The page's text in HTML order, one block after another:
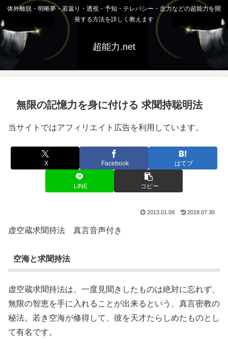
体外離脱・明晰夢・若返り・透視・予知・テレパシー・念力などの超能力を開
発する方法を詳しく教えます
超能力.net
無限の記憶力を身に付ける 求聞持聡明法
当サイトではアフィリエイト広告を利用しています。
X Facebook はてブ
LINE コピー
2013.01.09 2018.07.30
虚空蔵求聞持法 真言音声付き
空海と求聞持法
虚空蔵求聞持法は、一度見聞きしたものは絶対に忘れず、
無限の智恵を手に入れることが出来るという、真言密教の
秘法。若き空海が修得して、彼を天才たらしめたものとし
て有名です。